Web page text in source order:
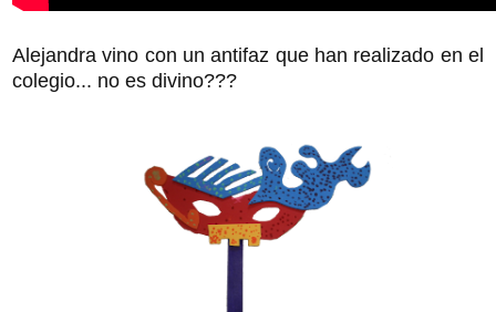
Alejandra vino con un antifaz que han realizado en el
colegio... no es divino???